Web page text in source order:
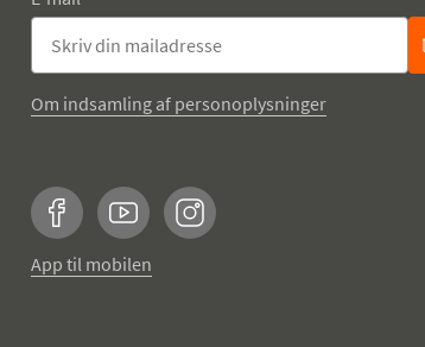
Om indsamling af personoplysninger
FacebookYouTubeInstagram
App til mobilen